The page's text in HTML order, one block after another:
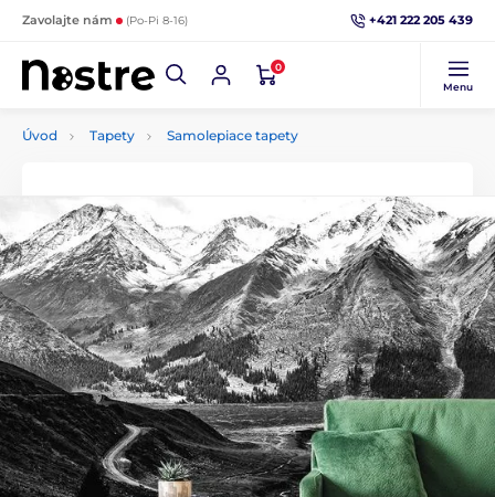
Zavolajte nám (Po-Pi 8-16) +421 222 205 439
0
Menu
Úvod Tapety Samolepiace tapety